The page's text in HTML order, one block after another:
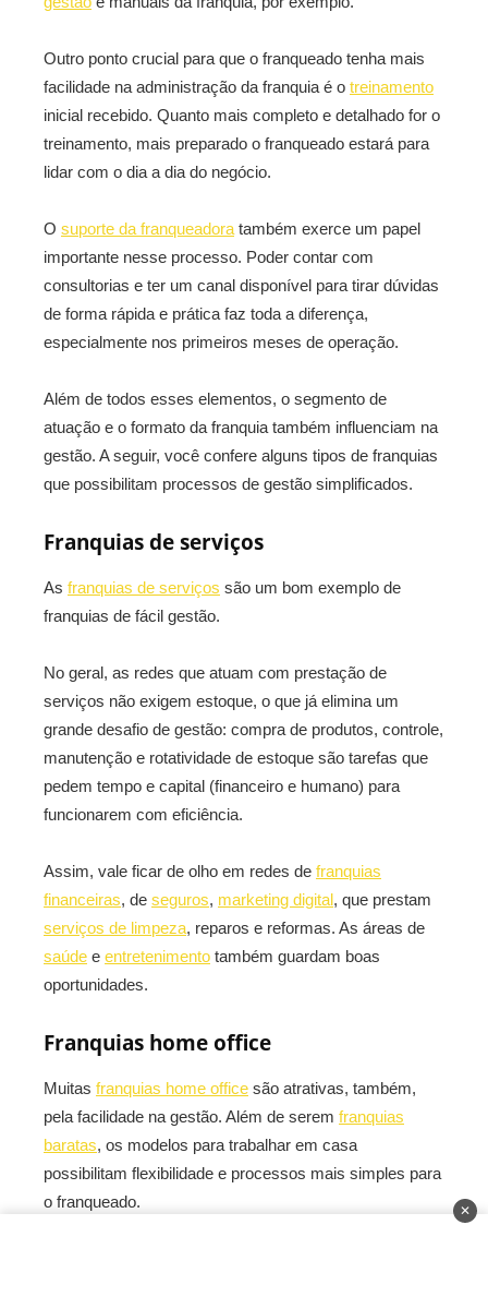
Outro ponto crucial para que o franqueado tenha mais
facilidade na administração da franquia é o treinamento
inicial recebido. Quanto mais completo e detalhado for o
treinamento, mais preparado o franqueado estará para
lidar com o dia a dia do negócio.
O suporte da franqueadora também exerce um papel
importante nesse processo. Poder contar com
consultorias e ter um canal disponível para tirar dúvidas
de forma rápida e prática faz toda a diferença,
especialmente nos primeiros meses de operação.
Além de todos esses elementos, o segmento de
atuação e o formato da franquia também influenciam na
gestão. A seguir, você confere alguns tipos de franquias
que possibilitam processos de gestão simplificados.
Franquias de serviços
As franquias de serviços são um bom exemplo de
franquias de fácil gestão.
No geral, as redes que atuam com prestação de
serviços não exigem estoque, o que já elimina um
grande desafio de gestão: compra de produtos, controle,
manutenção e rotatividade de estoque são tarefas que
pedem tempo e capital (financeiro e humano) para
funcionarem com eficiência.
Assim, vale ficar de olho em redes de franquias
financeiras, de seguros, marketing digital, que prestam
serviços de limpeza, reparos e reformas. As áreas de
saúde e entretenimento também guardam boas
oportunidades.
Franquias home office
Muitas franquias home office são atrativas, também,
pela facilidade na gestão. Além de serem franquias
baratas, os modelos para trabalhar em casa
possibilitam flexibilidade e processos mais simples para
o franqueado.
✕